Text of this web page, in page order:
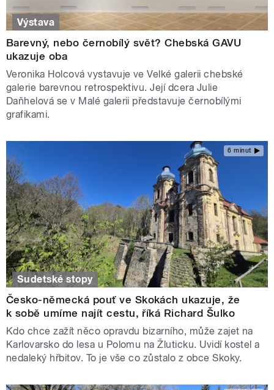
Výstava
Barevný, nebo černobílý svět? Chebská GAVU
ukazuje oba
Veronika Holcová vystavuje ve Velké galerii chebské
galerie barevnou retrospektivu. Její dcera Julie
Daňhelová se v Malé galerii představuje černobílými
grafikami.
6 minut
Sudetské stopy
Česko-německá pouť ve Skokách ukazuje, že
k sobě umíme najít cestu, říká Richard Šulko
Kdo chce zažít něco opravdu bizarního, může zajet na
Karlovarsko do lesa u Polomu na Žluticku. Uvidí kostel a
nedaleký hřbitov. To je vše co zůstalo z obce Skoky.